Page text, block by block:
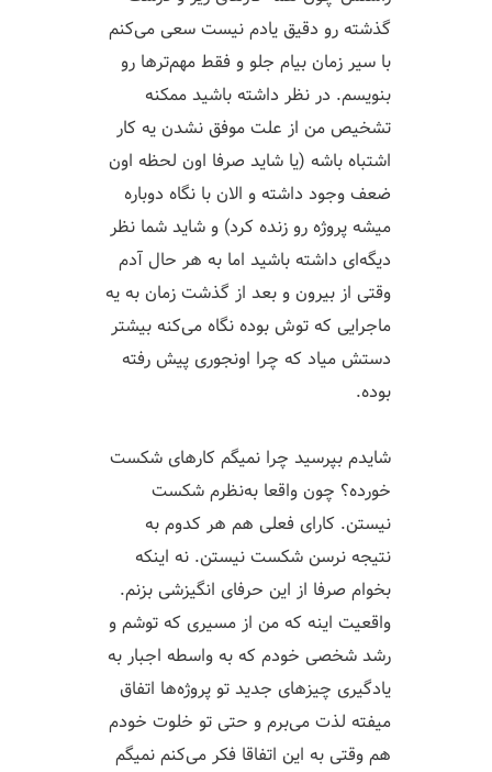
گذشته رو دقیق یادم نیست سعی می‌کنم
با سیر زمان بیام جلو و فقط مهم‌ترها رو
بنویسم. در نظر داشته باشید ممکنه
تشخیص من از علت موفق نشدن یه کار
اشتباه باشه (یا شاید صرفا اون لحظه اون
ضعف وجود داشته و الان با نگاه دوباره
میشه پروژه رو زنده کرد)‌ و شاید شما نظر
دیگه‌ای داشته باشید اما به هر حال آدم
وقتی از بیرون و بعد از گذشت زمان به یه
ماجرایی که توش بوده نگاه می‌کنه بیشتر
دستش میاد که چرا اونجوری پیش رفته
بوده.
شایدم بپرسید چرا نمیگم کارهای شکست
خورده؟ چون واقعا به‌نظرم شکست
نیستن. کارای فعلی هم هر کدوم به
نتیجه نرسن شکست نیستن. نه اینکه
بخوام صرفا از این حرفای انگیزشی بزنم.
واقعیت اینه که من از مسیری که توشم و
رشد شخصی خودم که به واسطه اجبار به
یادگیری چیزهای جدید تو پروژه‌ها اتفاق
میفته لذت می‌برم و حتی تو خلوت خودم
هم وقتی به این اتفاقا فکر می‌کنم نمیگم